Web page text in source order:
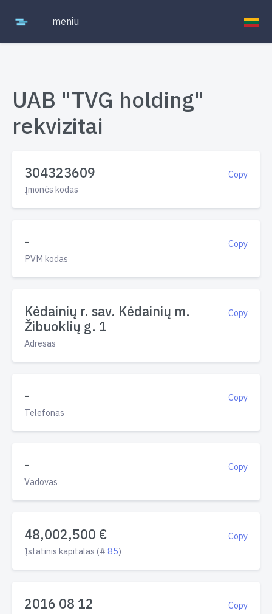
meniu
UAB "TVG holding"
rekvizitai
Copy
304323609
Įmonės kodas
Copy
-
PVM kodas
Copy
Kėdainių r. sav. Kėdainių m.
Žibuoklių g. 1
Adresas
Copy
-
Telefonas
Copy
-
Vadovas
Copy
48,002,500 €
Įstatinis kapitalas (#85)
Copy
2016 08 12